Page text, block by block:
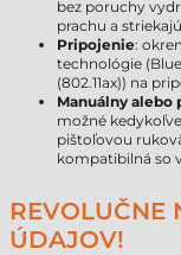
bez poruchy
prachu a
Pripojenie:
technológie
(802.11ax)) na
Manuálny alebo
možné
pištoľovou
kompatibilná so
REVOLUČNE
ÚDAJOV!